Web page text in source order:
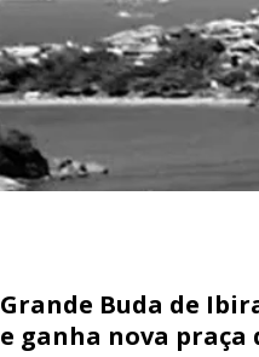
Grande Buda de
e ganha nova praça